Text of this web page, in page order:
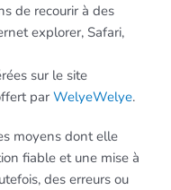
de recourir à des
explorer, Safari,
sur le site
parWelyeWelye.
moyens dont elle
fiable et une mise à
des erreurs ou